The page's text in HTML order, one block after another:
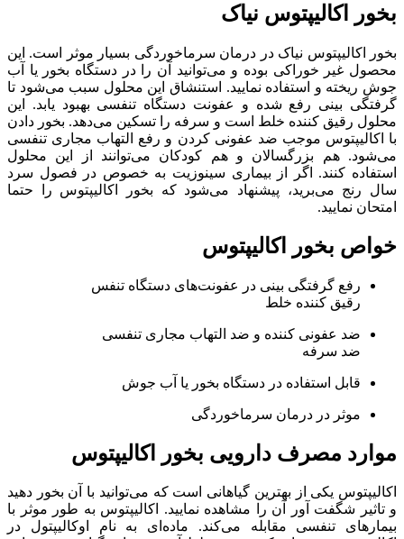
بخور اکالیپتوس نیاک
بخور اکالیپتوس نیاک در درمان سرماخوردگی بسیار موثر است. این
محصول غیر خوراکی بوده و می‌توانید آن را در دستگاه بخور یا آب
جوش ریخته و استفاده نمایید. استنشاق این محلول سبب می‌شود تا
گرفتگی بینی رفع شده و عفونت دستگاه تنفسی بهبود یابد. این
محلول رقیق کننده خلط است و سرفه را تسکین می‌دهد. بخور دادن
با اکالیپتوس موجب ضد عفونی کردن و رفع التهاب مجاری تنفسی
می‌شود. هم بزرگسالان و هم کودکان می‌توانند از این محلول
استفاده کنند. اگر از بیماری سینوزیت به خصوص در فصول سرد
سال رنج می‌برید، پیشنهاد می‌شود که بخور اکالیپتوس را حتما
امتحان نمایید.
خواص بخور اکالیپتوس
رفع گرفتگی بینی در عفونت‌های دستگاه تنفس
رقیق کننده خلط
ضد عفونی کننده و ضد التهاب مجاری تنفسی
ضد سرفه
قابل استفاده در دستگاه بخور یا آب جوش
موثر در درمان سرماخوردگی
موارد مصرف دارویی بخور اکالیپتوس
اکالیپتوس یکی از بهترین گیاهانی است که می‌توانید با آن بخور دهید
و تاثیر شگفت آور آن را مشاهده نمایید. اکالیپتوس به طور موثر با
بیمار‌های تنفسی مقابله می‌کند. ماده‌ای به نام اوکالیپتول در